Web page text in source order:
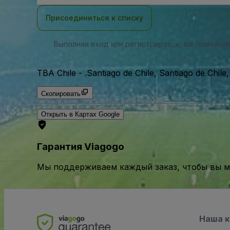
Присоединиться к списку
Выполняя вход или регистрируясь, вы
TBA Chile - .Santiago de Chile, Santiago de
Скопировать
Открыть в Картах Google
Гарантия Viagogo
Мы поддерживаем каждый заказ, чтобы вы
Наша